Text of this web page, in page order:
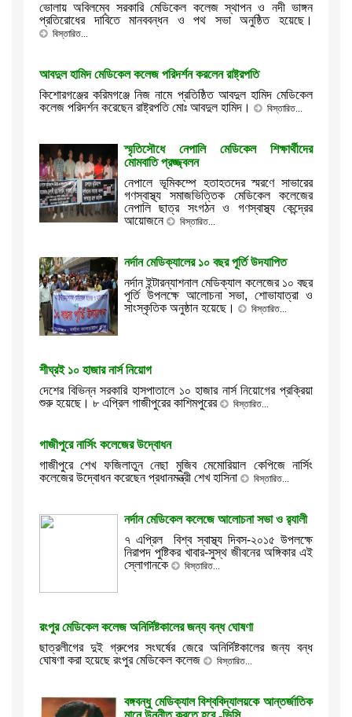
ভোলায় অবিলম্বে সরকারি মেডিকেল কলেজ স্থাপন ও নদী ভাঙ্গন
প্রতিরোধের দাবিতে মানববন্ধন ও পথ সভা অনুষ্ঠিত হয়েছে।
বিস্তারিত...
আবদুল হামিদ মেডিকেল কলেজ পরিদর্শন করলেন রাষ্ট্রপতি
কিশোরগঞ্জের করিমগঞ্জে নিজ নামে প্রতিষ্ঠিত আবদুল হামিদ মেডিকেল
কলেজ পরিদর্শন করেছেন রাষ্ট্রপতি মোঃ আবদুল হামিদ।
বিস্তারিত...
স্মৃতিসৌধে নেপালি মেডিকেল শিক্ষার্থীদের
মোমবাতি প্রজ্জ্বলন
নেপালে ভূমিকম্পে হতাহতদের স্মরণে সাভারের
গণস্বাস্থ্য সমাজভিত্তিক মেডিকেল কলেজের
নেপালি ছাত্র সংগঠন ও গণস্বাস্থ্য কেন্দ্রের
আয়োজনে
বিস্তারিত...
নর্দান মেডিক্যালের ১০ বছর পূর্তি উদযাপিত
নর্দান ইন্টারন্যাশনাল মেডিক্যাল কলেজের ১০ বছর
পূর্তি উপলক্ষে আলোচনা সভা, শোভাযাত্রা ও
সাংস্কৃতিক অনুষ্ঠান হয়েছে।
বিস্তারিত...
শীঘ্রই ১০ হাজার নার্স নিয়োগ
দেশের বিভিন্ন সরকারি হাসপাতালে ১০ হাজার নার্স নিয়োগের প্রক্রিয়া
শুরু হয়েছে। ৮ এপ্রিল গাজীপুরের কাশিমপুরের
বিস্তারিত...
গাজীপুরে নার্সিং কলেজের উদ্বোধন
গাজীপুরে শেখ ফজিলাতুন নেছা মুজিব মেমোরিয়াল কেপিজে নার্সিং
কলেজের উদ্বোধন করেছেন প্রধানমন্ত্রী শেখ হাসিনা
বিস্তারিত...
নর্দান মেডিকেল কলেজে আলোচনা সভা ও র‌্যালী
৭ এপ্রিল বিশ্ব স্বাস্থ্য দিবস-২০১৫ উপলক্ষে
নিরাপদ পুষ্টিকর খাবার-সুস্থ জীবনের অঙ্গিকার এই
স্লোগানকে
বিস্তারিত...
রংপুর মেডিকেল কলেজ অনির্দিষ্টকালের জন্য বন্ধ ঘোষণা
ছাত্রলীগের দুই গ্রুপের সংঘর্ষের জেরে অনির্দিষ্টকালের জন্য বন্ধ
ঘোষণা করা হয়েছে রংপুর মেডিকেল কলেজ
বিস্তারিত...
বঙ্গবন্ধু মেডিক্যাল বিশ্ববিদ্যালয়কে আন্তর্জাতিক